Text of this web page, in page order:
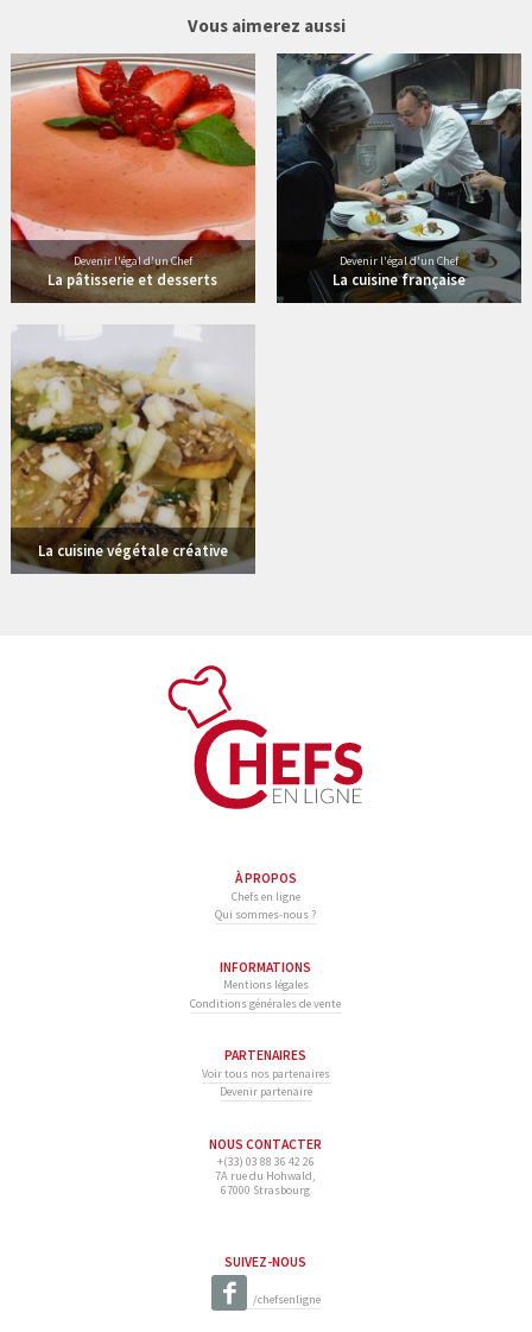
Vous aimerez aussi
Devenir l'égal d'un Chef
La pâtisserie et desserts
Devenir l'égal d'un Chef
La cuisine française
La cuisine végétale créative
6 vidéos
À PROPOS
Chefs en ligne
Qui sommes-nous ?
INFORMATIONS
Mentions légales
Conditions générales de vente
PARTENAIRES
Voir tous nos partenaires
Devenir partenaire
NOUS CONTACTER
+(33) 03 88 36 42 26
7A rue du Hohwald,
67000 Strasbourg
SUIVEZ-NOUS
/chefsenligne